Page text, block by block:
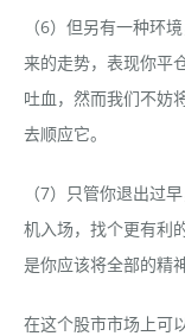
（6）但另有一种环
来的走势，表现你平
吐血，然而我们不妨
去顺应它。
（7）只管你退出过
机入场，找个更有利
是你应该将全部的精
在这个股市市场上可